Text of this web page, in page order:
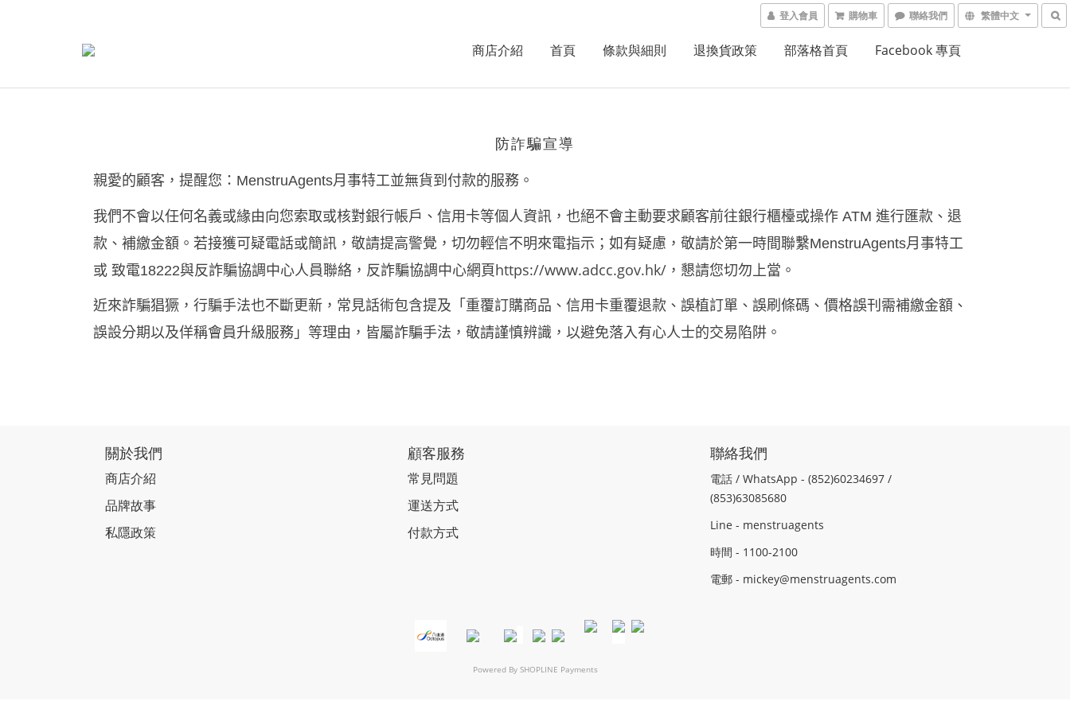
登入會員 購物車 聯絡我們 繁體中文
商店介紹 首頁 條款與細則 退換貨政策 部落格首頁 Facebook 專頁
防詐騙宣導
親愛的顧客， 提醒您： MenstruAgents月事特工並無貨到付款的服務。
我們不會以任何名義或緣由向您索取或核對銀行帳戶、信用卡等個人資訊，也絕不會主動要求顧客前往銀行櫃檯或操作 ATM 進行匯款、退
款、補繳金額。若接獲可疑電話或簡訊，敬請提高警覺，切勿輕信不明來電指示；如有疑慮，敬請於第一時間聯繫MenstruAgents月事特工
或 致電18222與反詐騙協調中心人員聯絡， 反詐騙協調中心網頁https://www.adcc.gov.hk/ ，懇請您切勿上當。
近來詐騙猖獗，行騙手法也不斷更新，常見話術包含提及「重覆訂購商品、信用卡重覆退款、誤植訂單、誤刷條碼、價格誤刊需補繳金額、
誤設分期以及佯稱會員升級服務」等理由，皆屬詐騙手法，敬請謹慎辨識，以避免落入有心人士的交易陷阱。
關於我們
商店介紹
品牌故事
私隱政策
顧客服務
常見問題
運送方式
付款方式
聯絡我們
電話 / WhatsApp - (852)60234697 /
(853)63085680
Line - menstruagents
時間 - 1100-2100
電郵 - mickey@menstruagents.com
Powered By SHOPLINE Payments